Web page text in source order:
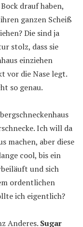
drauf haben,
ganzen Scheiß
Die sind ja
stolz, dass sie
einziehen
vor die Nase legt.
so genau.
Ich will da
machen, aber diese
cool, bis ein
und sich
ordentlichen
ich eigentlich?
Anderes. Sugar